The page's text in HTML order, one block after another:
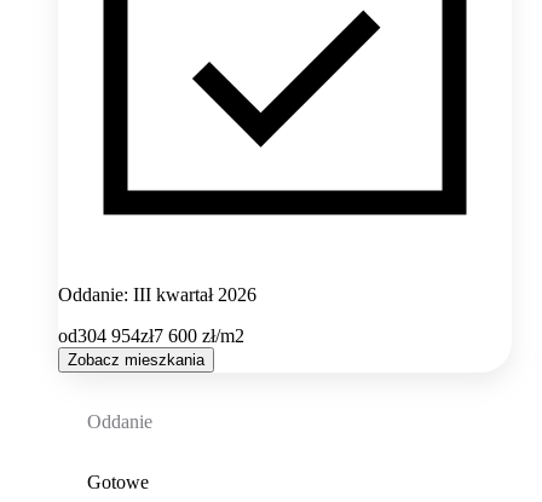
Oddanie: III kwartał 2026
od304 954zł7 600 zł/m2
Zobacz mieszkania
Oddanie
Gotowe